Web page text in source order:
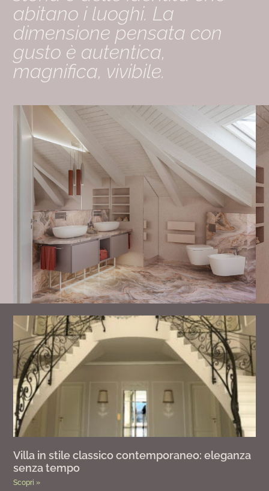
abitano i luoghi. La
dimensione pensata con
gusto è autentica,
magnifica, vivibile.
Villa in stile classico contemporaneo: eleganza
senza tempo
Scopri »